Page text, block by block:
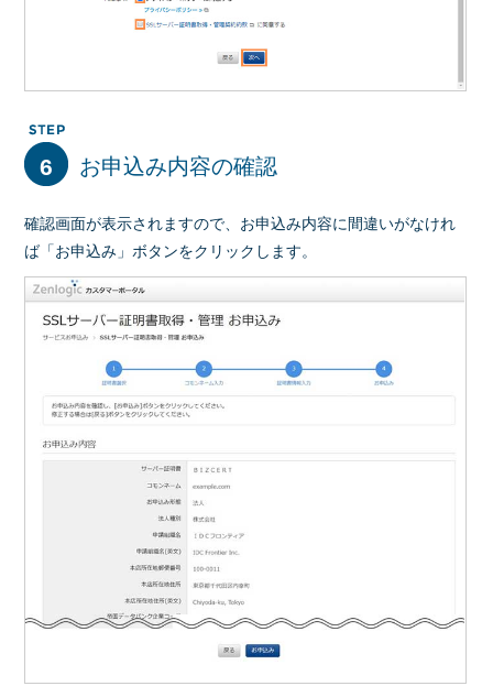
6 お申込み内容の確認
確認画面が表示されますので、お申込み内容に間違いがなけれ
ば「お申込み」ボタンをクリックします。